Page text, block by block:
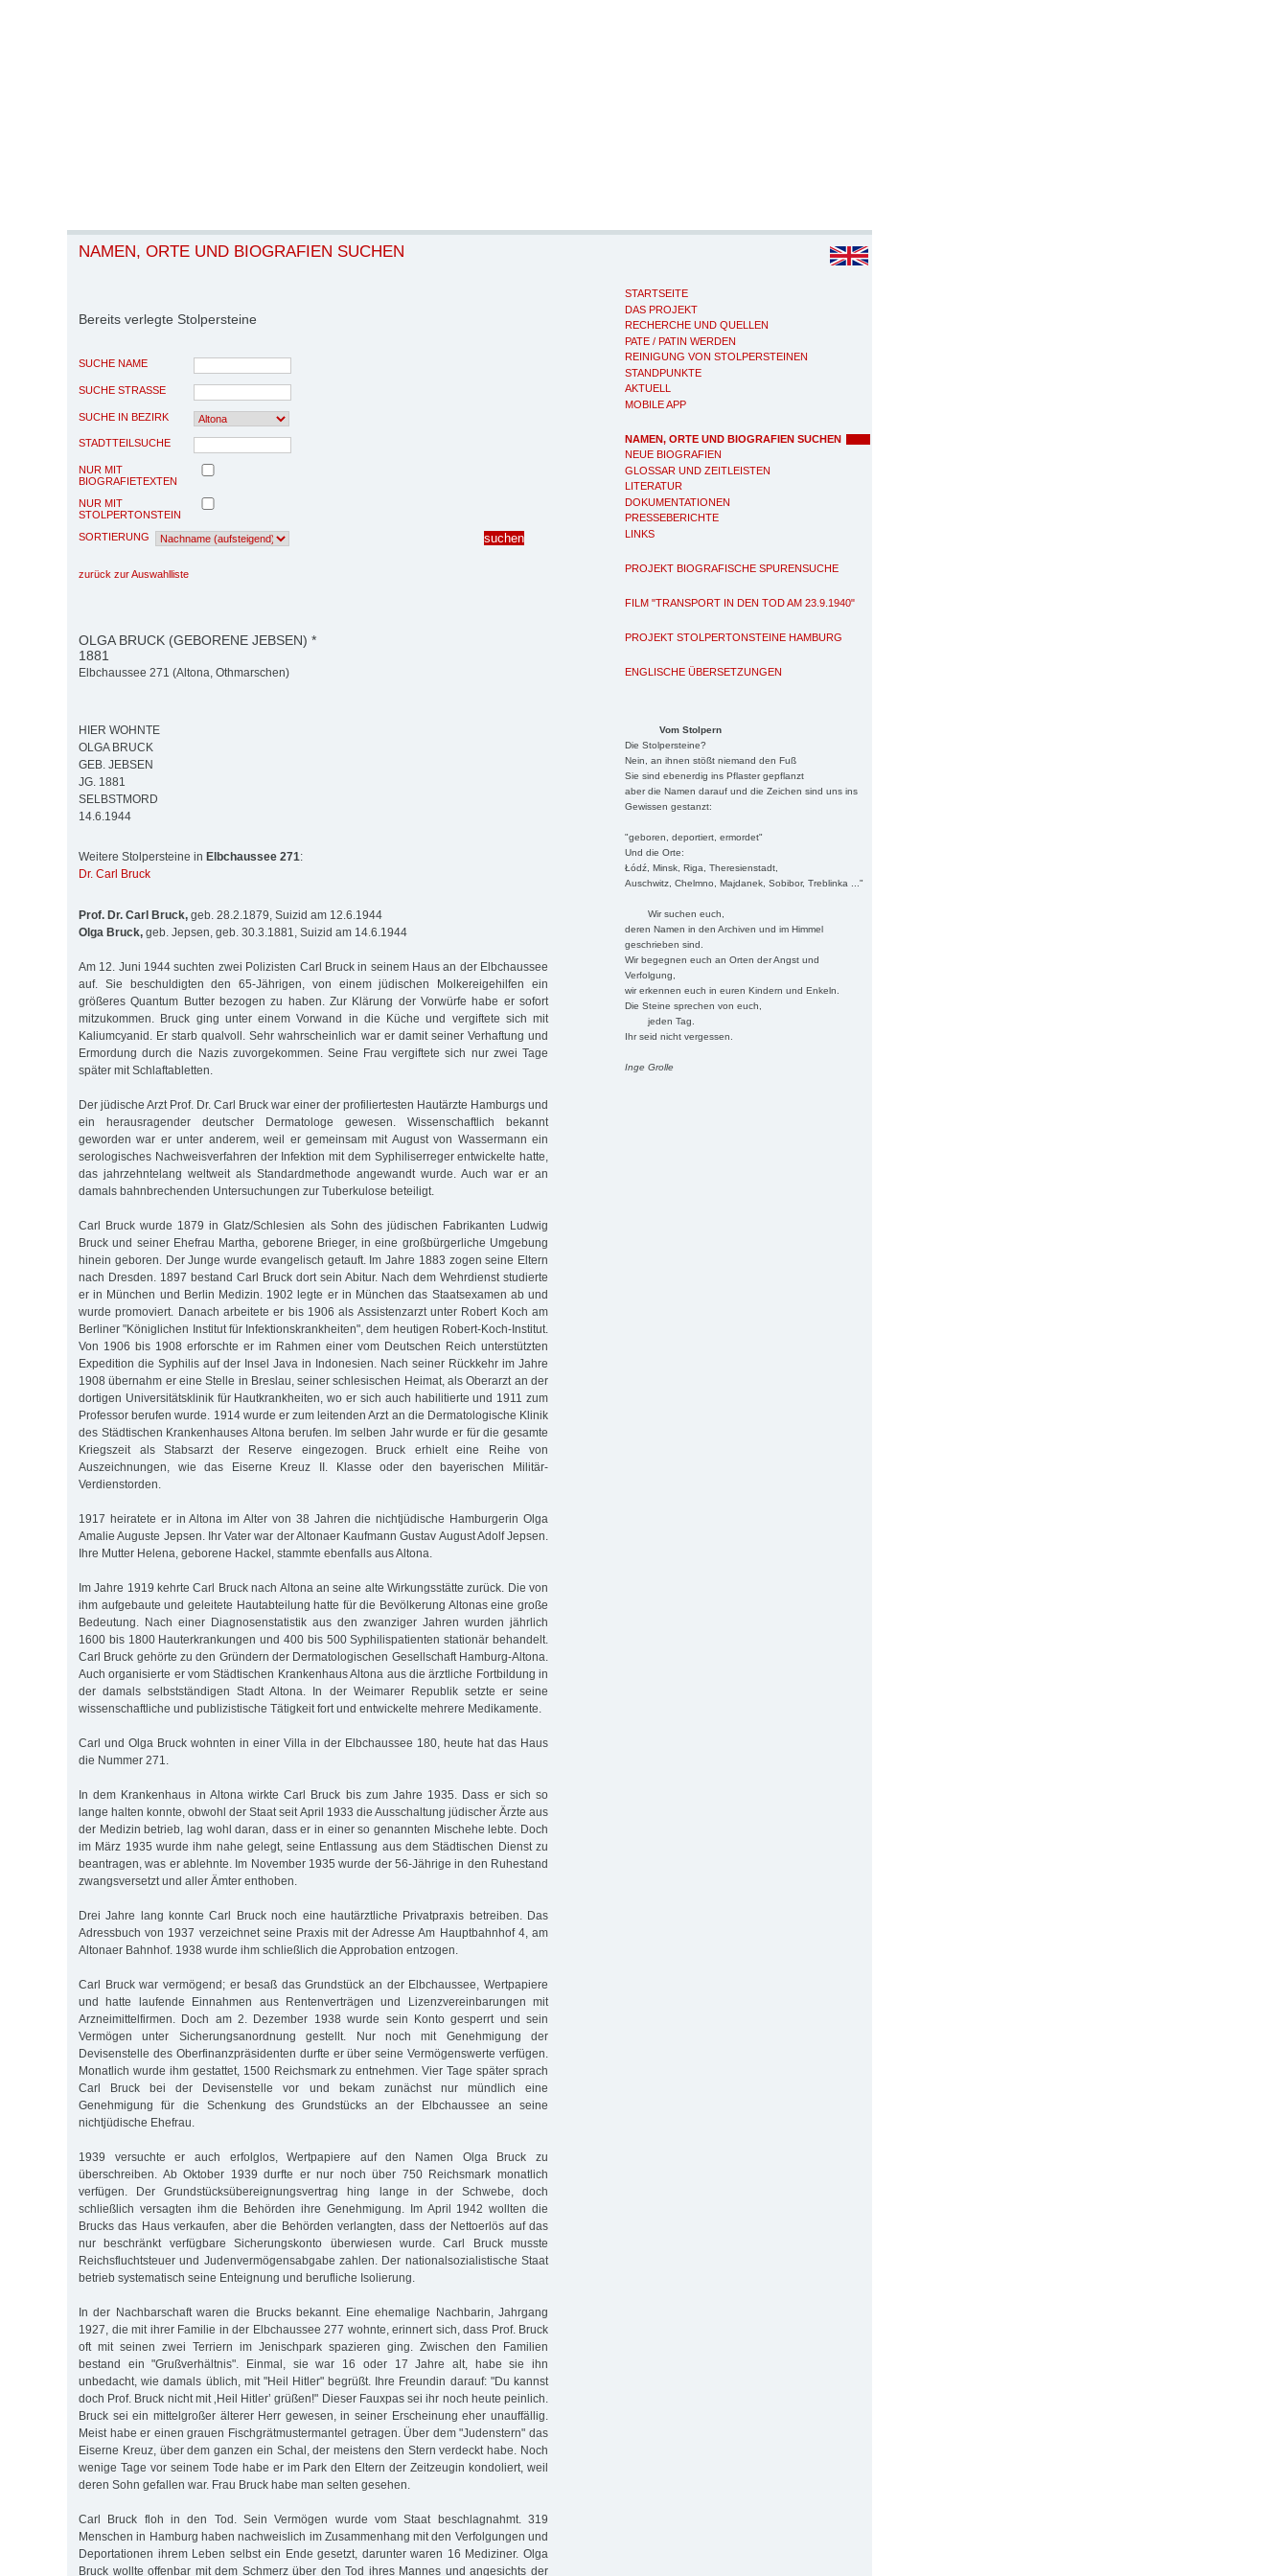
STARTSEITE
DAS PROJEKT
RECHERCHE UND QUELLEN
PATE / PATIN WERDEN
REINIGUNG VON STOLPERSTEINEN
STANDPUNKTE
AKTUELL
MOBILE APP
NAMEN, ORTE UND BIOGRAFIEN SUCHEN
NEUE BIOGRAFIEN
GLOSSAR UND ZEITLEISTEN
LITERATUR
DOKUMENTATIONEN
PRESSEBERICHTE
LINKS
PROJEKT BIOGRAFISCHE SPURENSUCHE
FILM "TRANSPORT IN DEN TOD AM 23.9.1940"
PROJEKT STOLPERTONSTEINE HAMBURG
ENGLISCHE ÜBERSETZUNGEN
Vom Stolpern
Die Stolpersteine?
Nein, an ihnen stößt niemand den Fuß
Sie sind ebenerdig ins Pflaster gepflanzt
aber die Namen darauf und die Zeichen sind uns ins
Gewissen gestanzt:
"geboren, deportiert, ermordet"
Und die Orte:
Łódź, Minsk, Riga, Theresienstadt,
Auschwitz, Chelmno, Majdanek, Sobibor, Treblinka ..."
Wir suchen euch,
deren Namen in den Archiven und im Himmel
geschrieben sind.
Wir begegnen euch an Orten der Angst und
Verfolgung,
wir erkennen euch in euren Kindern und Enkeln.
Die Steine sprechen von euch,
jeden Tag.
Ihr seid nicht vergessen.
Inge Grolle
NAMEN, ORTE UND BIOGRAFIEN SUCHEN
Bereits verlegte Stolpersteine
SUCHE NAME
SUCHE STRASSE
SUCHE IN BEZIRK
STADTTEILSUCHE
NUR MIT
BIOGRAFIETEXTEN
NUR MIT
STOLPERTONSTEIN
SORTIERUNG
zurück zur Auswahlliste
OLGA BRUCK (GEBORENE JEBSEN) *
1881
Elbchaussee 271 (Altona, Othmarschen)
HIER WOHNTE
OLGA BRUCK
GEB. JEBSEN
JG. 1881
SELBSTMORD
14.6.1944
Weitere Stolpersteine in Elbchaussee 271:
Dr. Carl Bruck
Prof. Dr. Carl Bruck, geb. 28.2.1879, Suizid am 12.6.1944
Olga Bruck, geb. Jepsen, geb. 30.3.1881, Suizid am 14.6.1944
Am 12. Juni 1944 suchten zwei Polizisten Carl Bruck in seinem Haus an der Elbchaussee
auf. Sie beschuldigten den 65-Jährigen, von einem jüdischen Molkereigehilfen ein
größeres Quantum Butter bezogen zu haben. Zur Klärung der Vorwürfe habe er sofort
mitzukommen. Bruck ging unter einem Vorwand in die Küche und vergiftete sich mit
Kaliumcyanid. Er starb qualvoll. Sehr wahrscheinlich war er damit seiner Verhaftung und
Ermordung durch die Nazis zuvorgekommen. Seine Frau vergiftete sich nur zwei Tage
später mit Schlaftabletten.
Der jüdische Arzt Prof. Dr. Carl Bruck war einer der profiliertesten Hautärzte Hamburgs und
ein herausragender deutscher Dermatologe gewesen. Wissenschaftlich bekannt
geworden war er unter anderem, weil er gemeinsam mit August von Wassermann ein
serologisches Nachweisverfahren der Infektion mit dem Syphiliserreger entwickelte hatte,
das jahrzehntelang weltweit als Standardmethode angewandt wurde. Auch war er an
damals bahnbrechenden Untersuchungen zur Tuberkulose beteiligt.
Carl Bruck wurde 1879 in Glatz/Schlesien als Sohn des jüdischen Fabrikanten Ludwig
Bruck und seiner Ehefrau Martha, geborene Brieger, in eine großbürgerliche Umgebung
hinein geboren. Der Junge wurde evangelisch getauft. Im Jahre 1883 zogen seine Eltern
nach Dresden. 1897 bestand Carl Bruck dort sein Abitur. Nach dem Wehrdienst studierte
er in München und Berlin Medizin. 1902 legte er in München das Staatsexamen ab und
wurde promoviert. Danach arbeitete er bis 1906 als Assistenzarzt unter Robert Koch am
Berliner "Königlichen Institut für Infektionskrankheiten", dem heutigen Robert-Koch-Institut.
Von 1906 bis 1908 erforschte er im Rahmen einer vom Deutschen Reich unterstützten
Expedition die Syphilis auf der Insel Java in Indonesien. Nach seiner Rückkehr im Jahre
1908 übernahm er eine Stelle in Breslau, seiner schlesischen Heimat, als Oberarzt an der
dortigen Universitätsklinik für Hautkrankheiten, wo er sich auch habilitierte und 1911 zum
Professor berufen wurde. 1914 wurde er zum leitenden Arzt an die Dermatologische Klinik
des Städtischen Krankenhauses Altona berufen. Im selben Jahr wurde er für die gesamte
Kriegszeit als Stabsarzt der Reserve eingezogen. Bruck erhielt eine Reihe von
Auszeichnungen, wie das Eiserne Kreuz II. Klasse oder den bayerischen Militär-
Verdienstorden.
1917 heiratete er in Altona im Alter von 38 Jahren die nichtjüdische Hamburgerin Olga
Amalie Auguste Jepsen. Ihr Vater war der Altonaer Kaufmann Gustav August Adolf Jepsen.
Ihre Mutter Helena, geborene Hackel, stammte ebenfalls aus Altona.
Im Jahre 1919 kehrte Carl Bruck nach Altona an seine alte Wirkungsstätte zurück. Die von
ihm aufgebaute und geleitete Hautabteilung hatte für die Bevölkerung Altonas eine große
Bedeutung. Nach einer Diagnosenstatistik aus den zwanziger Jahren wurden jährlich
1600 bis 1800 Hauterkrankungen und 400 bis 500 Syphilispatienten stationär behandelt.
Carl Bruck gehörte zu den Gründern der Dermatologischen Gesellschaft Hamburg-Altona.
Auch organisierte er vom Städtischen Krankenhaus Altona aus die ärztliche Fortbildung in
der damals selbstständigen Stadt Altona. In der Weimarer Republik setzte er seine
wissenschaftliche und publizistische Tätigkeit fort und entwickelte mehrere Medikamente.
Carl und Olga Bruck wohnten in einer Villa in der Elbchaussee 180, heute hat das Haus
die Nummer 271.
In dem Krankenhaus in Altona wirkte Carl Bruck bis zum Jahre 1935. Dass er sich so
lange halten konnte, obwohl der Staat seit April 1933 die Ausschaltung jüdischer Ärzte aus
der Medizin betrieb, lag wohl daran, dass er in einer so genannten Mischehe lebte. Doch
im März 1935 wurde ihm nahe gelegt, seine Entlassung aus dem Städtischen Dienst zu
beantragen, was er ablehnte. Im November 1935 wurde der 56-Jährige in den Ruhestand
zwangsversetzt und aller Ämter enthoben.
Drei Jahre lang konnte Carl Bruck noch eine hautärztliche Privatpraxis betreiben. Das
Adressbuch von 1937 verzeichnet seine Praxis mit der Adresse Am Hauptbahnhof 4, am
Altonaer Bahnhof. 1938 wurde ihm schließlich die Approbation entzogen.
Carl Bruck war vermögend; er besaß das Grundstück an der Elbchaussee, Wertpapiere
und hatte laufende Einnahmen aus Rentenverträgen und Lizenzvereinbarungen mit
Arzneimittelfirmen. Doch am 2. Dezember 1938 wurde sein Konto gesperrt und sein
Vermögen unter Sicherungsanordnung gestellt. Nur noch mit Genehmigung der
Devisenstelle des Oberfinanzpräsidenten durfte er über seine Vermögenswerte verfügen.
Monatlich wurde ihm gestattet, 1500 Reichsmark zu entnehmen. Vier Tage später sprach
Carl Bruck bei der Devisenstelle vor und bekam zunächst nur mündlich eine
Genehmigung für die Schenkung des Grundstücks an der Elbchaussee an seine
nichtjüdische Ehefrau.
1939 versuchte er auch erfolglos, Wertpapiere auf den Namen Olga Bruck zu
überschreiben. Ab Oktober 1939 durfte er nur noch über 750 Reichsmark monatlich
verfügen. Der Grundstücksübereignungsvertrag hing lange in der Schwebe, doch
schließlich versagten ihm die Behörden ihre Genehmigung. Im April 1942 wollten die
Brucks das Haus verkaufen, aber die Behörden verlangten, dass der Nettoerlös auf das
nur beschränkt verfügbare Sicherungskonto überwiesen wurde. Carl Bruck musste
Reichsfluchtsteuer und Judenvermögensabgabe zahlen. Der nationalsozialistische Staat
betrieb systematisch seine Enteignung und berufliche Isolierung.
In der Nachbarschaft waren die Brucks bekannt. Eine ehemalige Nachbarin, Jahrgang
1927, die mit ihrer Familie in der Elbchaussee 277 wohnte, erinnert sich, dass Prof. Bruck
oft mit seinen zwei Terriern im Jenischpark spazieren ging. Zwischen den Familien
bestand ein "Grußverhältnis". Einmal, sie war 16 oder 17 Jahre alt, habe sie ihn
unbedacht, wie damals üblich, mit "Heil Hitler" begrüßt. Ihre Freundin darauf: "Du kannst
doch Prof. Bruck nicht mit ‚Heil Hitler’ grüßen!" Dieser Fauxpas sei ihr noch heute peinlich.
Bruck sei ein mittelgroßer älterer Herr gewesen, in seiner Erscheinung eher unauffällig.
Meist habe er einen grauen Fischgrätmustermantel getragen. Über dem "Judenstern" das
Eiserne Kreuz, über dem ganzen ein Schal, der meistens den Stern verdeckt habe. Noch
wenige Tage vor seinem Tode habe er im Park den Eltern der Zeitzeugin kondoliert, weil
deren Sohn gefallen war. Frau Bruck habe man selten gesehen.
Carl Bruck floh in den Tod. Sein Vermögen wurde vom Staat beschlagnahmt. 319
Menschen in Hamburg haben nachweislich im Zusammenhang mit den Verfolgungen und
Deportationen ihrem Leben selbst ein Ende gesetzt, darunter waren 16 Mediziner. Olga
Bruck wollte offenbar mit dem Schmerz über den Tod ihres Mannes und angesichts der